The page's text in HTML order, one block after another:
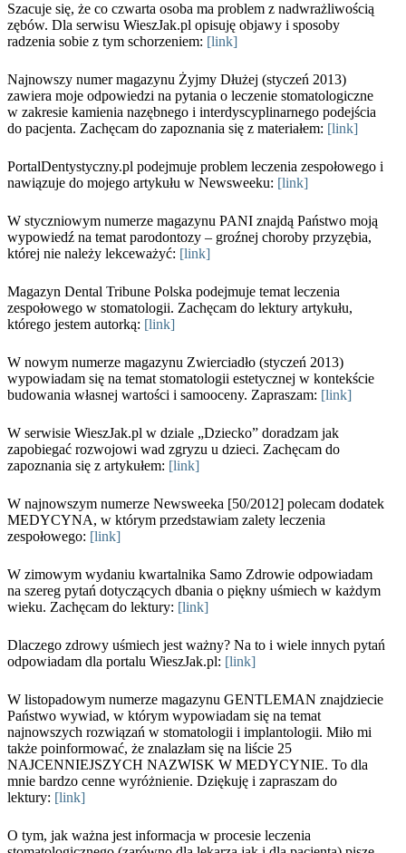
Szacuje się, że co czwarta osoba ma problem z nadwrażliwością
zębów. Dla serwisu WieszJak.pl opisuję objawy i sposoby
radzenia sobie z tym schorzeniem: [link]
Najnowszy numer magazynu Żyjmy Dłużej (styczeń 2013)
zawiera moje odpowiedzi na pytania o leczenie stomatologiczne
w zakresie kamienia nazębnego i interdyscyplinarnego podejścia
do pacjenta. Zachęcam do zapoznania się z materiałem: [link]
PortalDentystyczny.pl podejmuje problem leczenia zespołowego i
nawiązuje do mojego artykułu w Newsweeku: [link]
W styczniowym numerze magazynu PANI znajdą Państwo moją
wypowiedź na temat parodontozy – groźnej choroby przyzębia,
której nie należy lekceważyć: [link]
Magazyn Dental Tribune Polska podejmuje temat leczenia
zespołowego w stomatologii. Zachęcam do lektury artykułu,
którego jestem autorką: [link]
W nowym numerze magazynu Zwierciadło (styczeń 2013)
wypowiadam się na temat stomatologii estetycznej w kontekście
budowania własnej wartości i samooceny. Zapraszam: [link]
W serwisie WieszJak.pl w dziale „Dziecko” doradzam jak
zapobiegać rozwojowi wad zgryzu u dzieci. Zachęcam do
zapoznania się z artykułem: [link]
W najnowszym numerze Newsweeka [50/2012] polecam dodatek
MEDYCYNA, w którym przedstawiam zalety leczenia
zespołowego: [link]
W zimowym wydaniu kwartalnika Samo Zdrowie odpowiadam
na szereg pytań dotyczących dbania o piękny uśmiech w każdym
wieku. Zachęcam do lektury: [link]
Dlaczego zdrowy uśmiech jest ważny? Na to i wiele innych pytań
odpowiadam dla portalu WieszJak.pl: [link]
W listopadowym numerze magazynu GENTLEMAN znajdziecie
Państwo wywiad, w którym wypowiadam się na temat
najnowszych rozwiązań w stomatologii i implantologii. Miło mi
także poinformować, że znalazłam się na liście 25
NAJCENNIEJSZYCH NAZWISK W MEDYCYNIE. To dla
mnie bardzo cenne wyróżnienie. Dziękuję i zapraszam do
lektury: [link]
O tym, jak ważna jest informacja w procesie leczenia